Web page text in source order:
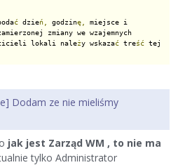
ć dzień, godzinę,
miejsce i
zmiany we wzajemnych
lokali należy wskazać treść tej
Dodam ze nie mieliśmy
jak jest Zarząd WM , to nie ma
tylko Administrator